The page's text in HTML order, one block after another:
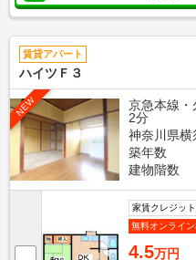
賃貸アパート
ハイツＦ３
NEW
京急本線
2分
神奈川県横
築年数
建物階数
家賃クレジッ
無料オンライ
4.5万円